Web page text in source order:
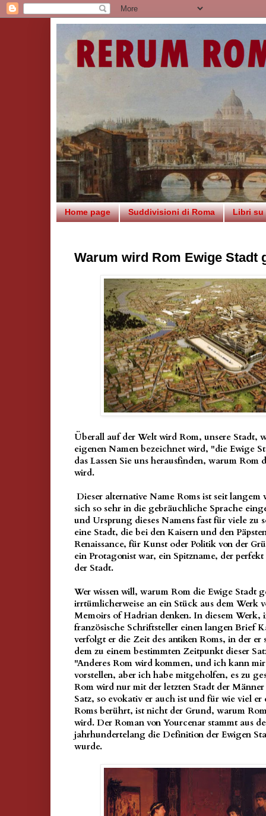
Home page Suddivisioni di Roma Libri su
Warum wird Rom Ewige Stadt
Überall auf der Welt wird Rom, unsere Stadt,
eigenen Namen bezeichnet wird, "die Ewige
das Lassen Sie uns herausfinden, warum Rom
wird.
Dieser alternative Name Roms ist seit
sich so sehr in die gebräuchliche Sprache
und Ursprung dieses Namens fast für viele zu
eine Stadt, die bei den Kaisern und den
Renaissance, für Kunst oder Politik von der
ein Protagonist war, ein Spitzname, der
der Stadt.
Wer wissen will, warum Rom die Ewige Stadt
irrtümlicherweise an ein Stück aus dem Werk
Memoirs of Hadrian denken. In diesem Werk,
französische Schriftsteller einen langen Brief
verfolgt er die Zeit des antiken Roms, in der er
dem zu einem bestimmten Zeitpunkt dieser
"Anderes Rom wird kommen, und ich kann
vorstellen, aber ich habe mitgeholfen, es zu
Rom wird nur mit der letzten Stadt der
Satz, so evokativ er auch ist und für wie viel
Roms berührt, ist nicht der Grund, warum
wird. Der Roman von Yourcenar stammt aus
jahrhundertelang die Definition der Ewigen
wurde.